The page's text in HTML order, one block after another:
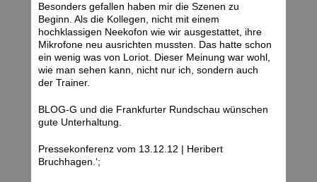
Besonders gefallen haben mir die Szenen zu
Beginn. Als die Kollegen, nicht mit einem
hochklassigen Neekofon wie wir ausgestattet, ihre
Mikrofone neu ausrichten mussten. Das hatte schon
ein wenig was von Loriot. Dieser Meinung war wohl,
wie man sehen kann, nicht nur ich, sondern auch
der Trainer.
BLOG-G und die Frankfurter Rundschau wünschen
gute Unterhaltung.
Pressekonferenz vom 13.12.12 | Heribert
Bruchhagen.‘;